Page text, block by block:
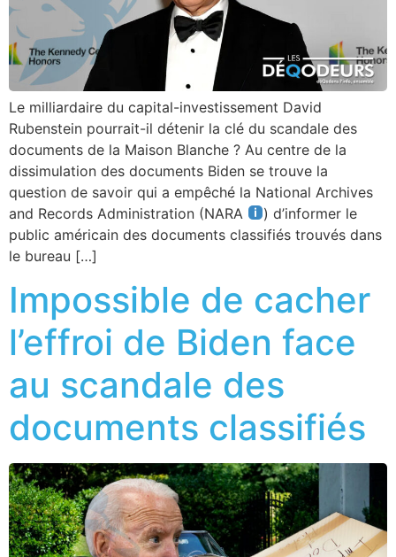
Le milliardaire du capital-investissement David
Rubenstein pourrait-il détenir la clé du scandale des
documents de la Maison Blanche ? Au centre de la
dissimulation des documents Biden se trouve la
question de savoir qui a empêché la National Archives
and Records Administration (NARA
) d’informer le
public américain des documents classifiés trouvés dans
le bureau […]
Impossible de cacher
l’effroi de Biden face
au scandale des
documents classifiés